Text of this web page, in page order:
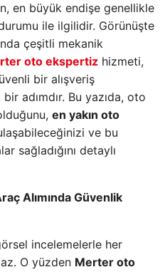
en büyük endişe genellikle
ile ilgilidir. Görünüşte
çeşitli mekanik
oto ekspertiz hizmeti,
bir alışveriş
adımdır. Bu yazıda, oto
en yakın oto
ve bu
sağladığını detaylı
Alımında Güvenlik
incelemelerle her
O yüzden Merter oto